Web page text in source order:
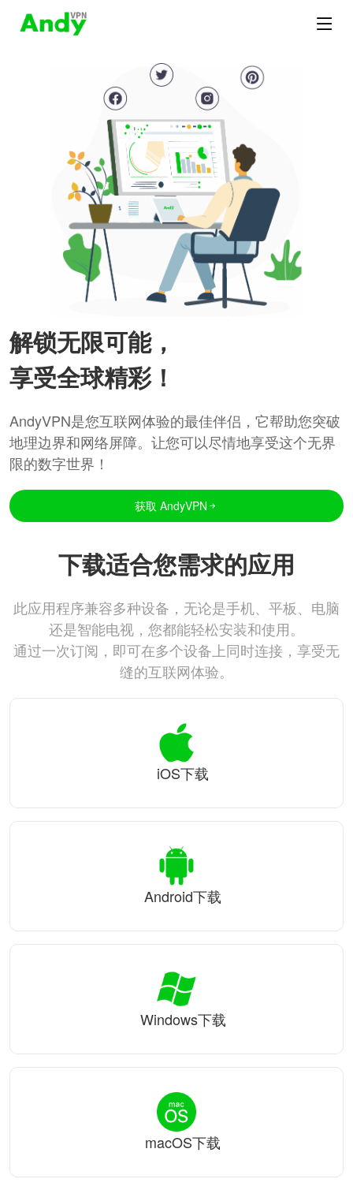
解锁无限可能，
享受全球精彩！
AndyVPN是您互联网体验的最佳伴侣，它帮助您突破
地理边界和网络屏障。让您可以尽情地享受这个无界
限的数字世界！
获取 AndyVPN
下载适合您需求的应用
此应用程序兼容多种设备，无论是手机、平板、电脑
还是智能电视，您都能轻松安装和使用。
通过一次订阅，即可在多个设备上同时连接，享受无
缝的互联网体验。
iOS下载
Android下载
Windows下载
macOS下载